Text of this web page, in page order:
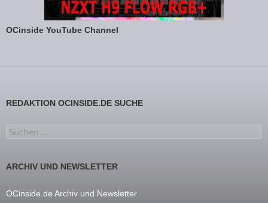
OCinside YouTube Channel
REDAKTION OCINSIDE.DE SUCHE
Suchen nach:
ARCHIV UND NEWSLETTER
OCinside.de Archiv und Newsletter